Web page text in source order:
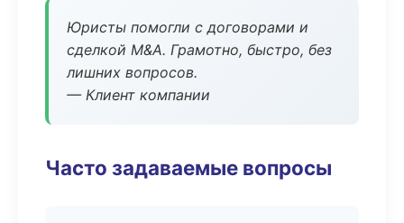
Юристы помогли с договорами и
сделкой M&A. Грамотно, быстро, без
лишних вопросов.
— Клиент компании
Часто задаваемые вопросы